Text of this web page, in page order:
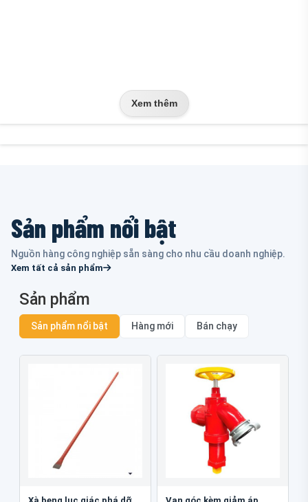
Xem thêm
Sản phẩm nổi bật
Nguồn hàng công nghiệp sẵn sàng cho nhu cầu doanh nghiệp.
Xem tất cả sản phẩm
Sản phẩm
Sản phẩm nổi bật Hàng mới Bán chạy